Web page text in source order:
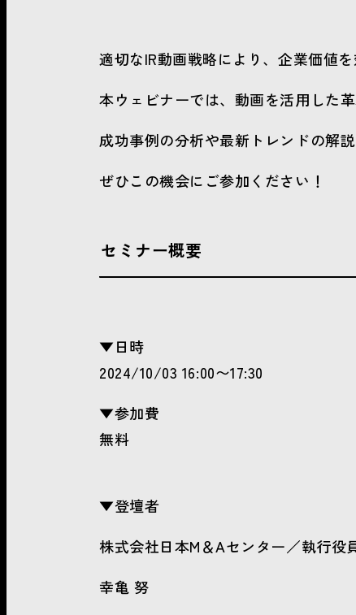
適切なIR動画戦略により、企業価値
本ウェビナーでは、動画を活用した
成功事例の分析や最新トレンドの解
ぜひこの機会にご参加ください！
セミナー概要
▼日時
2024/10/03 16:00〜17:30
▼参加費
無料
▼登壇者
株式会社日本M＆Aセンター／執行役
幸亀 努